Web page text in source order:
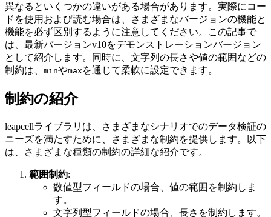
異なるといくつかの違いがある場合があります。実際にコー
ドを使用および読む場合は、さまざまなバージョンの機能と
機能を必ず区別するように注意してください。この記事で
は、最新バージョンv10をデモンストレーションバージョン
として紹介します。同時に、文字列の長さや値の範囲などの
制約は、 minやmax を通じて柔軟に設定できます。
制約の紹介
leapcellライブラリは、さまざまなシナリオでのデータ検証の
ニーズを満たすために、さまざまな制約を提供します。以下
は、さまざまな種類の制約の詳細な紹介です。
範囲制約:
数値型フィールドの場合、値の範囲を制約しま
す。
文字列型フィールドの場合、長さを制約します。